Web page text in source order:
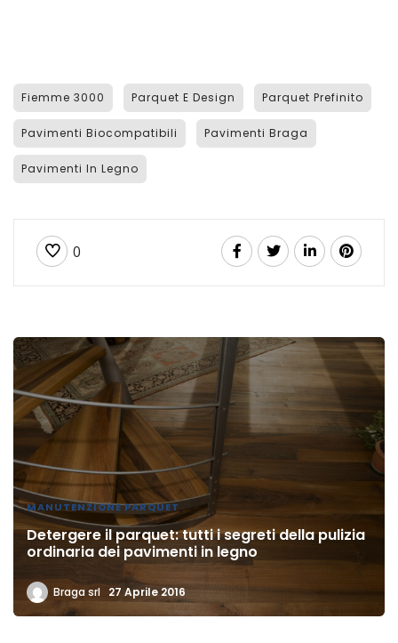
Fiemme 3000 Parquet E Design Parquet Prefinito
Pavimenti Biocompatibili Pavimenti Braga
Pavimenti In Legno
0
MANUTENZIONE PARQUET
Detergere il parquet: tutti i segreti della pulizia
ordinaria dei pavimenti in legno
Braga srl 27 Aprile 2016